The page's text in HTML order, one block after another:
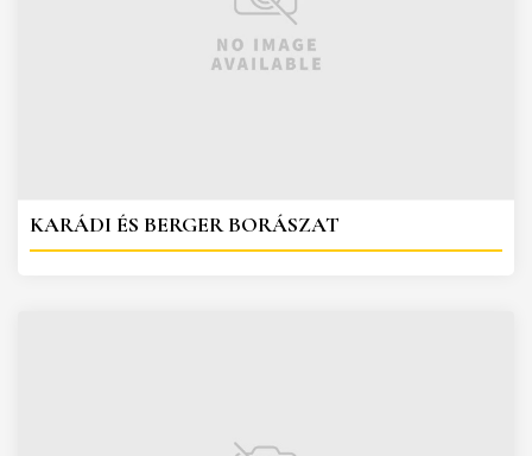
KARÁDI ÉS BERGER BORÁSZAT